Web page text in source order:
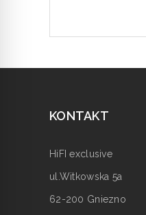
KONTAKT
HiFI exclusive
ul.Witkowska 5a
62-200 Gniezno